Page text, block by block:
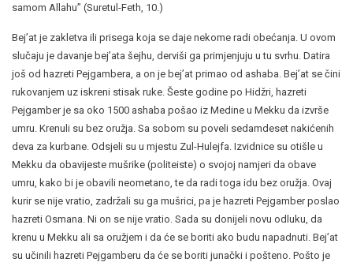
samom Allahu” (Suretul-Feth, 10.)
Bej’at je zakletva ili prisega koja se daje nekome radi obećanja. U ovom
slučaju je davanje bej’ata šejhu, derviši ga primjenjuju u tu svrhu. Datira
još od hazreti Pejgambera, a on je bej’at primao od ashaba. Bej’at se čini
rukovanjem uz iskreni stisak ruke. Šeste godine po Hidžri, hazreti
Pejgamber je sa oko 1500 ashaba pošao iz Medine u Mekku da izvrše
umru. Krenuli su bez oružja. Sa sobom su poveli sedamdeset nakićenih
deva za kurbane. Odsjeli su u mjestu Zul-Hulejfa. Izvidnice su otišle u
Mekku da obavijeste mušrike (politeiste) o svojoj namjeri da obave
umru, kako bi je obavili neometano, te da radi toga idu bez oružja. Ovaj
kurir se nije vratio, zadržali su ga mušrici, pa je hazreti Pejgamber poslao
hazreti Osmana. Ni on se nije vratio. Sada su donijeli novu odluku, da
krenu u Mekku ali sa oružjem i da će se boriti ako budu napadnuti. Bej’at
su učinili hazreti Pejgamberu da će se boriti junački i pošteno. Pošto je